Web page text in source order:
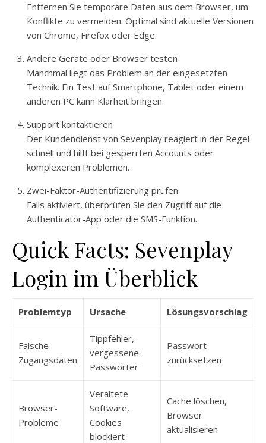
Entfernen Sie temporäre Daten aus dem Browser, um
Konflikte zu vermeiden. Optimal sind aktuelle Versionen
von Chrome, Firefox oder Edge.
Andere Geräte oder Browser testen
Manchmal liegt das Problem an der eingesetzten
Technik. Ein Test auf Smartphone, Tablet oder einem
anderen PC kann Klarheit bringen.
Support kontaktieren
Der Kundendienst von Sevenplay reagiert in der Regel
schnell und hilft bei gesperrten Accounts oder
komplexeren Problemen.
Zwei-Faktor-Authentifizierung prüfen
Falls aktiviert, überprüfen Sie den Zugriff auf die
Authenticator-App oder die SMS-Funktion.
Quick Facts: Sevenplay
Login im Überblick
Problemtyp Ursache Lösungsvorschlag
Falsche
Zugangsdaten
Tippfehler,
vergessene
Passwörter
Passwort
zurücksetzen
Browser-
Probleme
Veraltete
Software,
Cookies
blockiert
Cache löschen,
Browser
aktualisieren